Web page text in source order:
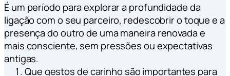
É um período para explorar a profundidade da
ligação com o seu parceiro, redescobrir o toque e a
presença do outro de uma maneira renovada e
mais consciente, sem pressões ou expectativas
antigas.
Que gestos de carinho são importantes para